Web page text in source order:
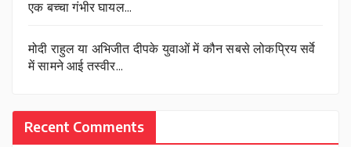
एक बच्चा गंभीर घायल…
मोदी राहुल या अभिजीत दीपके युवाओं में कौन सबसे लोकप्रिय सर्वे
में सामने आई तस्वीर…
Recent Comments